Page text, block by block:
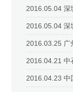
2016.05.04 深
2016.05.04 深
2016.03.25 广
2016.04.21 中
2016.04.23 中